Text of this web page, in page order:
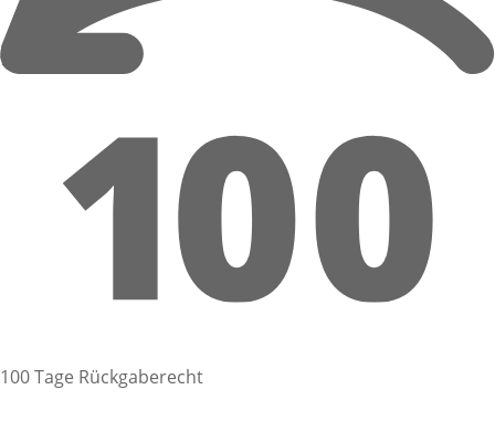
100 Tage Rückgaberecht